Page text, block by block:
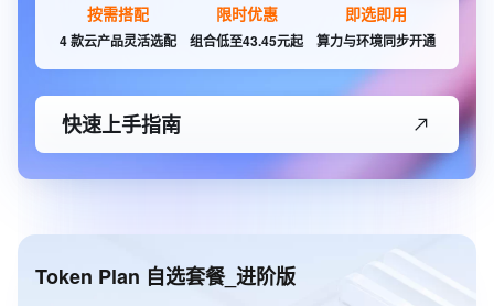
快速上手指南
按需搭配
4 款云产品灵活选配
限时优惠
组合低至43.45元起
即选即用
算力与环境同步开通
Token Plan 自选套餐_进阶版